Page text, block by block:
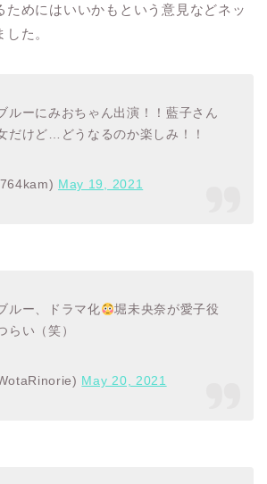
ためにはいいかもという意見などネッ
た。
ルーにみおちゃん出演！！藍子さん
だけど…どうなるのか楽しみ！！
May 19, 2021
ルー、ドラマ化
堀未央奈が愛子役
らい（笑）
May 20, 2021